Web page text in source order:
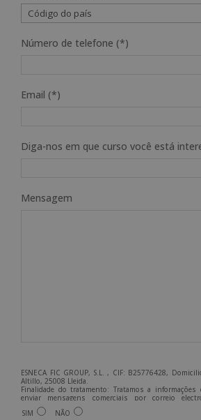
Número de telefone (*)
Email (*)
Diga-nos em que curso você está
Mensagem
ESNECA FIC GROUP, S.L. , CIF: B25776428,
Altillo, 25008 Lleida.
Finalidade do tratamento: Tratamos a
enviar mensagens comerciais por correio
relacionadas com os produtos oferecidos e outros
seu interesse.
SIM NÃO